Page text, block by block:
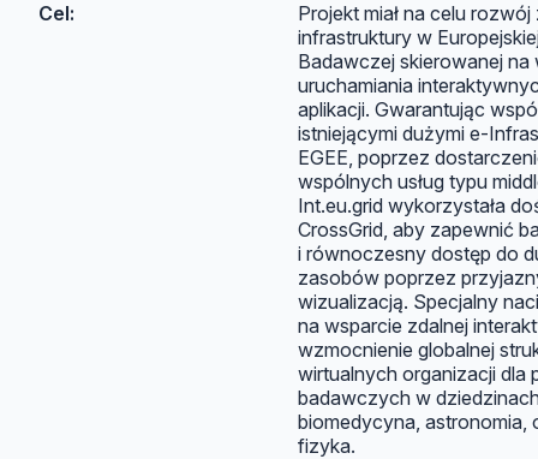
Cel:
Projekt miał na celu
infrastruktury w
Badawczej skierowanej na
uruchamiania
aplikacji. Gwarantując
istniejącymi dużymi e-
EGEE, poprzez
wspólnych usług typu
Int.eu.grid wykorzystała
CrossGrid, aby zapewnić
i równoczesny dostęp do
zasobów poprzez
wizualizacją. Specjalny
na wsparcie zdalnej
wzmocnienie globalnej
wirtualnych organizacji dla
badawczych w
biomedycyna, astronomia,
fizyka.